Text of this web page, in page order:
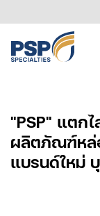
"PSP" แตก
ผลิตภัณฑ์หล่
แบรนด์ใหม่